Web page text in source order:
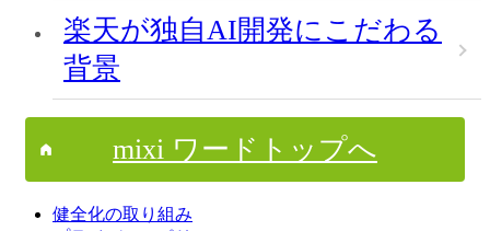
楽天が独自AI開発にこだわる
背景
mixi ワードトップへ
健全化の取り組み